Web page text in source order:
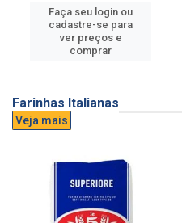
Faça seu login ou
cadastre-se para
ver preços e
comprar
Farinhas Italianas
Veja mais